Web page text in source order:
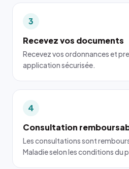
3
Recevez vos documents
Recevez vos ordonnances et
application sécurisée.
4
Consultation
Les consultations sont
Maladie selon les conditions du